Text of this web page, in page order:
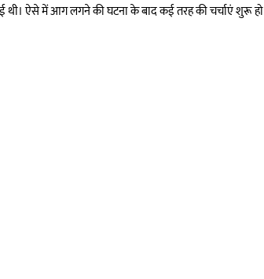
हुई थी। ऐसे में आग लगने की घटना के बाद कई तरह की चर्चाएं